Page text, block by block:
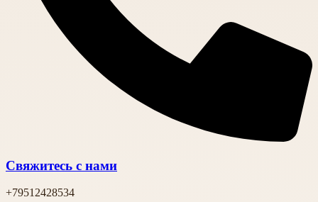
Свяжитесь с нами
+79512428534